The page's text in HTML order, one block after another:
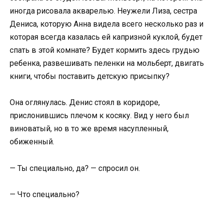
иногда рисовала акварелью. Неужели Лиза, сестра
Дениса, которую Анна видела всего несколько раз и
которая всегда казалась ей капризной куклой, будет
спать в этой комнате? Будет кормить здесь грудью
ребенка, развешивать пеленки на мольберт, двигать
книги, чтобы поставить детскую присыпку?
Она оглянулась. Денис стоял в коридоре,
прислонившись плечом к косяку. Вид у него был
виноватый, но в то же время насупленный,
обиженный.
— Ты специально, да? — спросил он.
— Что специально?